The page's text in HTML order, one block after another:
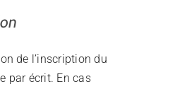
de l’inscription du
par écrit. En cas